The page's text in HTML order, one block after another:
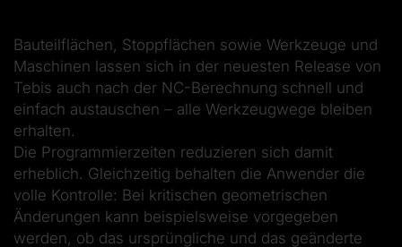
Bauteilflächen, Stoppflächen sowie Werkzeuge und
Maschinen lassen sich in der neuesten Release von
Tebis auch nach der NC-Berechnung schnell und
einfach austauschen – alle Werkzeugwege bleiben
erhalten.
Die Programmierzeiten reduzieren sich damit
erheblich. Gleichzeitig behalten die Anwender die
volle Kontrolle: Bei kritischen geometrischen
Änderungen kann beispielsweise vorgegeben
werden, ob das ursprüngliche und das geänderte